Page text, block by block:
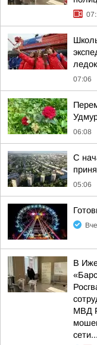
07:06
06:08
С
05:06
В
МВД
сети...